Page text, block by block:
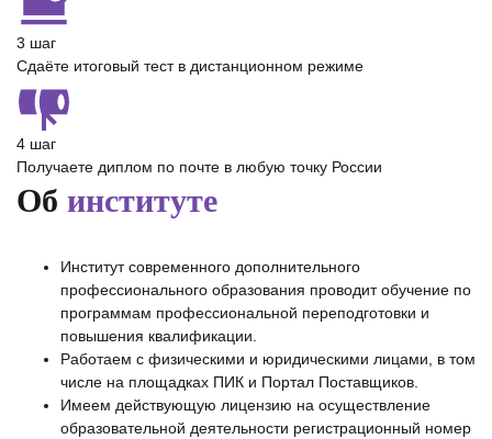
3 шаг
Сдаёте итоговый тест в дистанционном режиме
4 шаг
Получаете диплом по почте в любую точку России
Об институте
Институт современного дополнительного
профессионального образования проводит обучение по
программам профессиональной переподготовки и
повышения квалификации.
Работаем с физическими и юридическими лицами, в том
числе на площадках ПИК и Портал Поставщиков.
Имеем действующую лицензию на осуществление
образовательной деятельности регистрационный номер